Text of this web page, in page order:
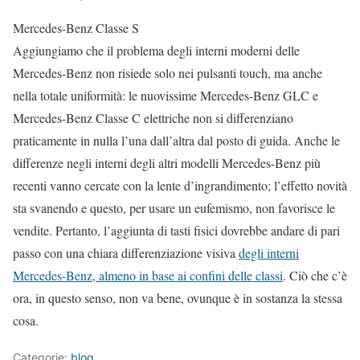
Mercedes-Benz Classe S
Aggiungiamo che il problema degli interni moderni delle
Mercedes-Benz non risiede solo nei pulsanti touch, ma anche
nella totale uniformità: le nuovissime Mercedes-Benz GLC e
Mercedes-Benz Classe C elettriche non si differenziano
praticamente in nulla l’una dall’altra dal posto di guida. Anche le
differenze negli interni degli altri modelli Mercedes-Benz più
recenti vanno cercate con la lente d’ingrandimento; l’effetto novità
sta svanendo e questo, per usare un eufemismo, non favorisce le
vendite. Pertanto, l’aggiunta di tasti fisici dovrebbe andare di pari
passo con una chiara differenziazione visiva degli interni
Mercedes-Benz, almeno in base ai confini delle classi. Ciò che c’è
ora, in questo senso, non va bene, ovunque è in sostanza la stessa
cosa.
Categorie: blog